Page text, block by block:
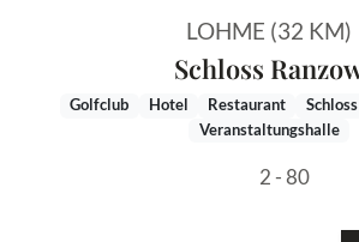
LOHME (32 KM)
Schloss
Golfclub Hotel Restaurant
Veranstaltungshalle
2 - 80